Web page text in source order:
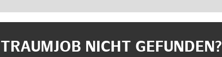
TRAUMJOB NICHT GEFUNDEN?